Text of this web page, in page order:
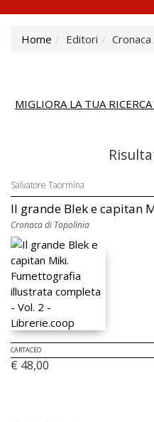
Home Editori
MIGLIORA LA TUA RICERCA
Salvatore Taormina
Il grande Blek e capitan
Cronaca di Topolinia
CARTACEO
€ 48,00